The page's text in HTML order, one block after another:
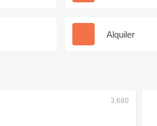
Alquiler